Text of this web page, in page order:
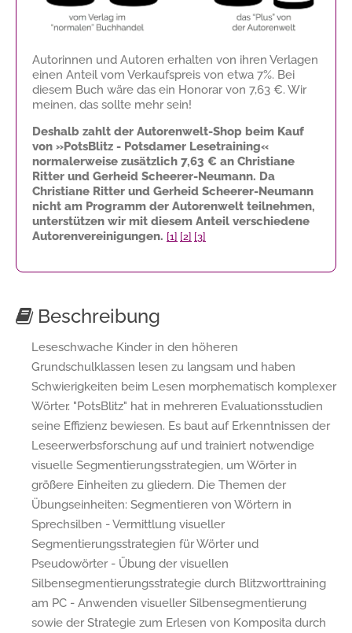
Autorinnen und Autoren erhalten von ihren Verlagen
einen Anteil vom Verkaufspreis von etwa 7%. Bei
diesem Buch wäre das ein Honorar von 7,63 €. Wir
meinen, das sollte mehr sein!
Deshalb zahlt der Autorenwelt-Shop beim Kauf
von »PotsBlitz - Potsdamer Lesetraining«
normalerweise zusätzlich 7,63 € an Christiane
Ritter und Gerheid Scheerer-Neumann. Da
Christiane Ritter und Gerheid Scheerer-Neumann
nicht am Programm der Autorenwelt teilnehmen,
unterstützen wir mit diesem Anteil verschiedene
Autorenvereinigungen. [1] [2] [3]
Beschreibung
Leseschwache Kinder in den höheren
Grundschulklassen lesen zu langsam und haben
Schwierigkeiten beim Lesen morphematisch komplexer
Wörter. "PotsBlitz" hat in mehreren Evaluationsstudien
seine Effizienz bewiesen. Es baut auf Erkenntnissen der
Leseerwerbsforschung auf und trainiert notwendige
visuelle Segmentierungsstrategien, um Wörter in
größere Einheiten zu gliedern. Die Themen der
Übungseinheiten: Segmentieren von Wörtern in
Sprechsilben - Vermittlung visueller
Segmentierungsstrategien für Wörter und
Pseudowörter - Übung der visuellen
Silbensegmentierungsstrategie durch Blitzworttraining
am PC - Anwenden visueller Silbensegmentierung
sowie der Strategie zum Erlesen von Komposita durch